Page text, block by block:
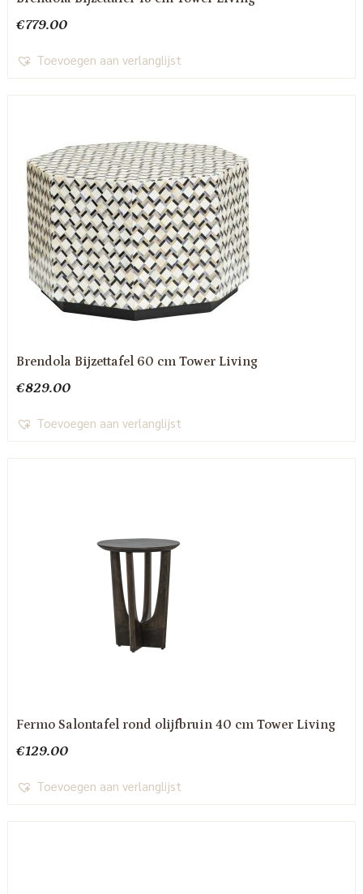
€779.00
Toevoegen aan verlanglijst
Brendola Bijzettafel 60 cm Tower Living
€829.00
Toevoegen aan verlanglijst
Fermo Salontafel rond olijfbruin 40 cm Tower Living
€129.00
Toevoegen aan verlanglijst